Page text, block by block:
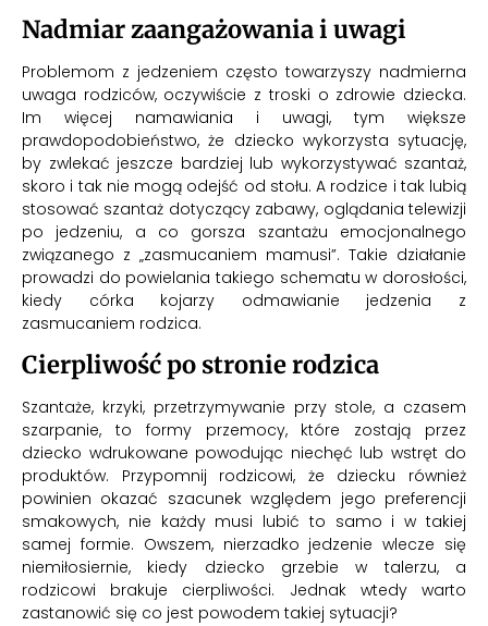
Nadmiar zaangażowania i uwagi
Problemom z jedzeniem często towarzyszy nadmierna
uwaga rodziców, oczywiście z troski o zdrowie dziecka.
Im więcej namawiania i uwagi, tym większe
prawdopodobieństwo, że dziecko wykorzysta sytuację,
by zwlekać jeszcze bardziej lub wykorzystywać szantaż,
skoro i tak nie mogą odejść od stołu. A rodzice i tak lubią
stosować szantaż dotyczący zabawy, oglądania telewizji
po jedzeniu, a co gorsza szantażu emocjonalnego
związanego z „zasmucaniem mamusi”. Takie działanie
prowadzi do powielania takiego schematu w dorosłości,
kiedy córka kojarzy odmawianie jedzenia z
zasmucaniem rodzica.
Cierpliwość po stronie rodzica
Szantaże, krzyki, przetrzymywanie przy stole, a czasem
szarpanie, to formy przemocy, które zostają przez
dziecko wdrukowane powodując niechęć lub wstręt do
produktów. Przypomnij rodzicowi, że dziecku również
powinien okazać szacunek względem jego preferencji
smakowych, nie każdy musi lubić to samo i w takiej
samej formie. Owszem, nierzadko jedzenie wlecze się
niemiłosiernie, kiedy dziecko grzebie w talerzu, a
rodzicowi brakuje cierpliwości. Jednak wtedy warto
zastanowić się co jest powodem takiej sytuacji?